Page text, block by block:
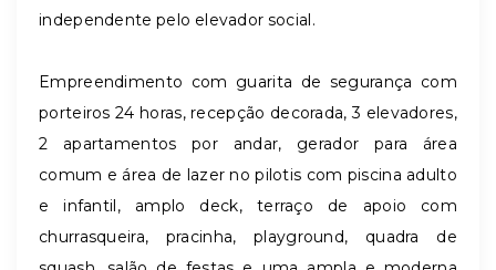
independente pelo elevador social.
Empreendimento com guarita de segurança com
porteiros 24 horas, recepção decorada, 3 elevadores,
2 apartamentos por andar, gerador para área
comum e área de lazer no pilotis com piscina adulto
e infantil, amplo deck, terraço de apoio com
churrasqueira, pracinha, playground, quadra de